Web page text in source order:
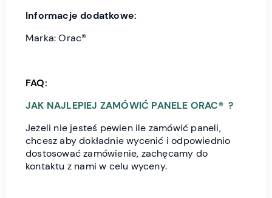
Informacje dodatkowe:
Marka: Orac®
FAQ:
JAK NAJLEPIEJ ZAMÓWIĆ PANELE ORAC® ?
Jeżeli nie jesteś pewien ile zamówić paneli,
chcesz aby dokładnie wycenić i odpowiednio
dostosować zamówienie, zachęcamy do
kontaktu z nami w celu wyceny.